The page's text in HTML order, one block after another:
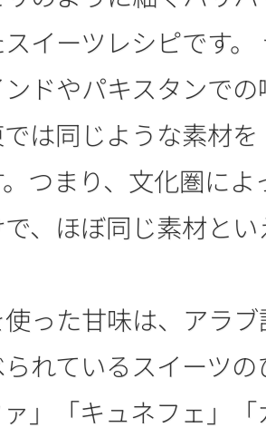
イーツレシピです。
ドやパキスタンで
は同じような素材
つまり、文化圏に
、ほぼ同じ素材とい
った甘味は、アラ
れているスイーツの
ァ」「キュネフェ」